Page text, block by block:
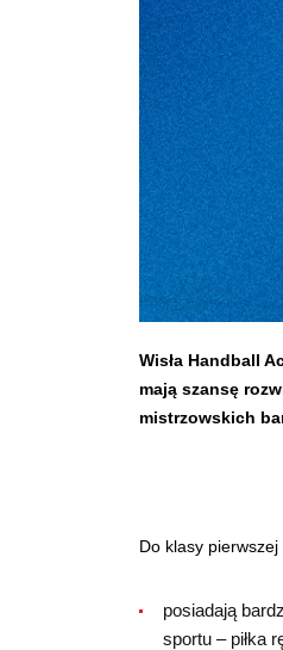
Wisła Handball
mają szansę
mistrzowskich
Do klasy
posiadają
sportu – piłka